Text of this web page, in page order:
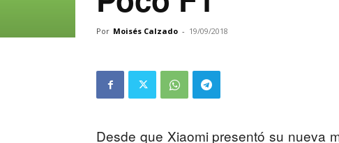
Por Moisés Calzado - 19/09/2018
Desde que Xiaomi presentó su nueva